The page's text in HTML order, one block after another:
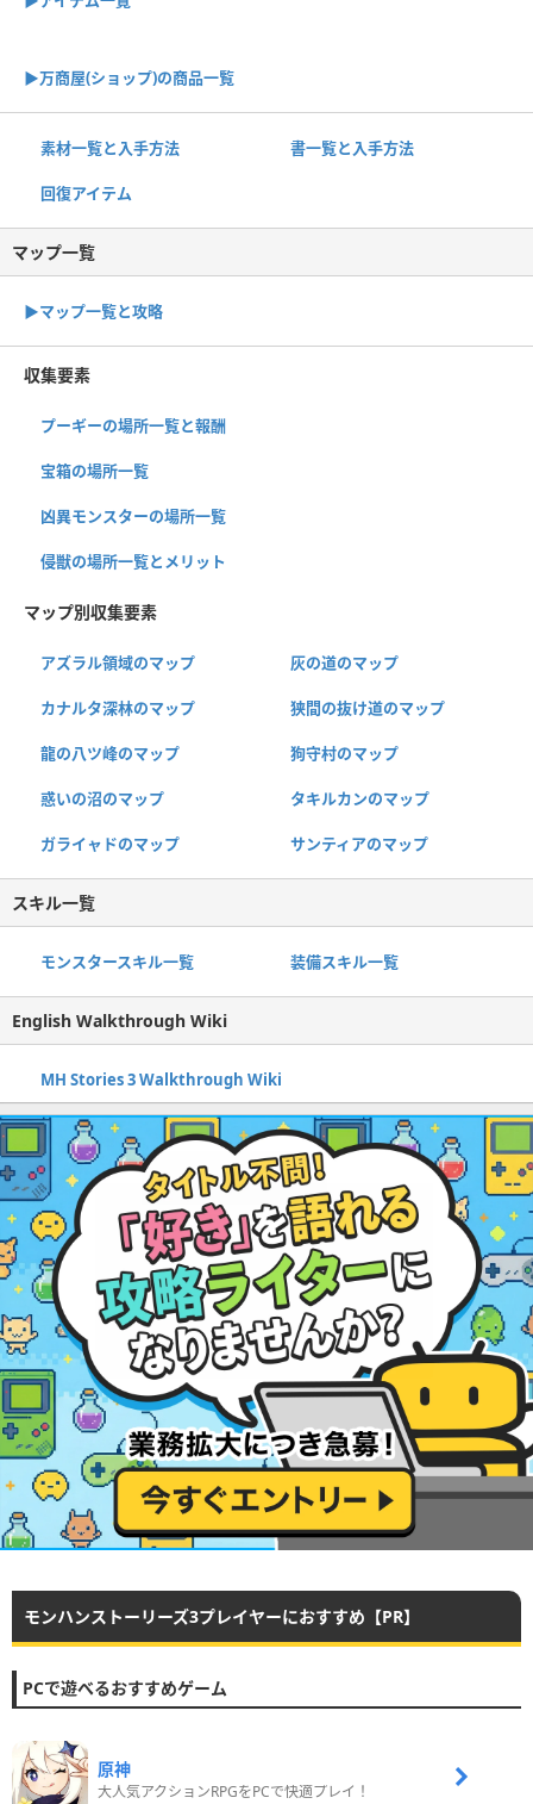
▶︎万商屋(ショップ)の商品一覧
素材一覧と入手方法 書一覧と入手方法
回復アイテム
マップ一覧
▶︎マップ一覧と攻略
収集要素
プーギーの場所一覧と報酬
宝箱の場所一覧
凶異モンスターの場所一覧
侵獣の場所一覧とメリット
マップ別収集要素
アズラル領域のマップ 灰の道のマップ
カナルタ深林のマップ 狭間の抜け道のマップ
龍の八ツ峰のマップ 狗守村のマップ
惑いの沼のマップ タキルカンのマップ
ガライャドのマップ サンティアのマップ
スキル一覧
モンスタースキル一覧 装備スキル一覧
English Walkthrough Wiki
MH Stories 3 Walkthrough Wiki
モンハンストーリーズ3プレイヤーにおすすめ【PR】
PCで遊べるおすすめゲーム
原神
大人気アクションRPGをPCで快適プレイ！